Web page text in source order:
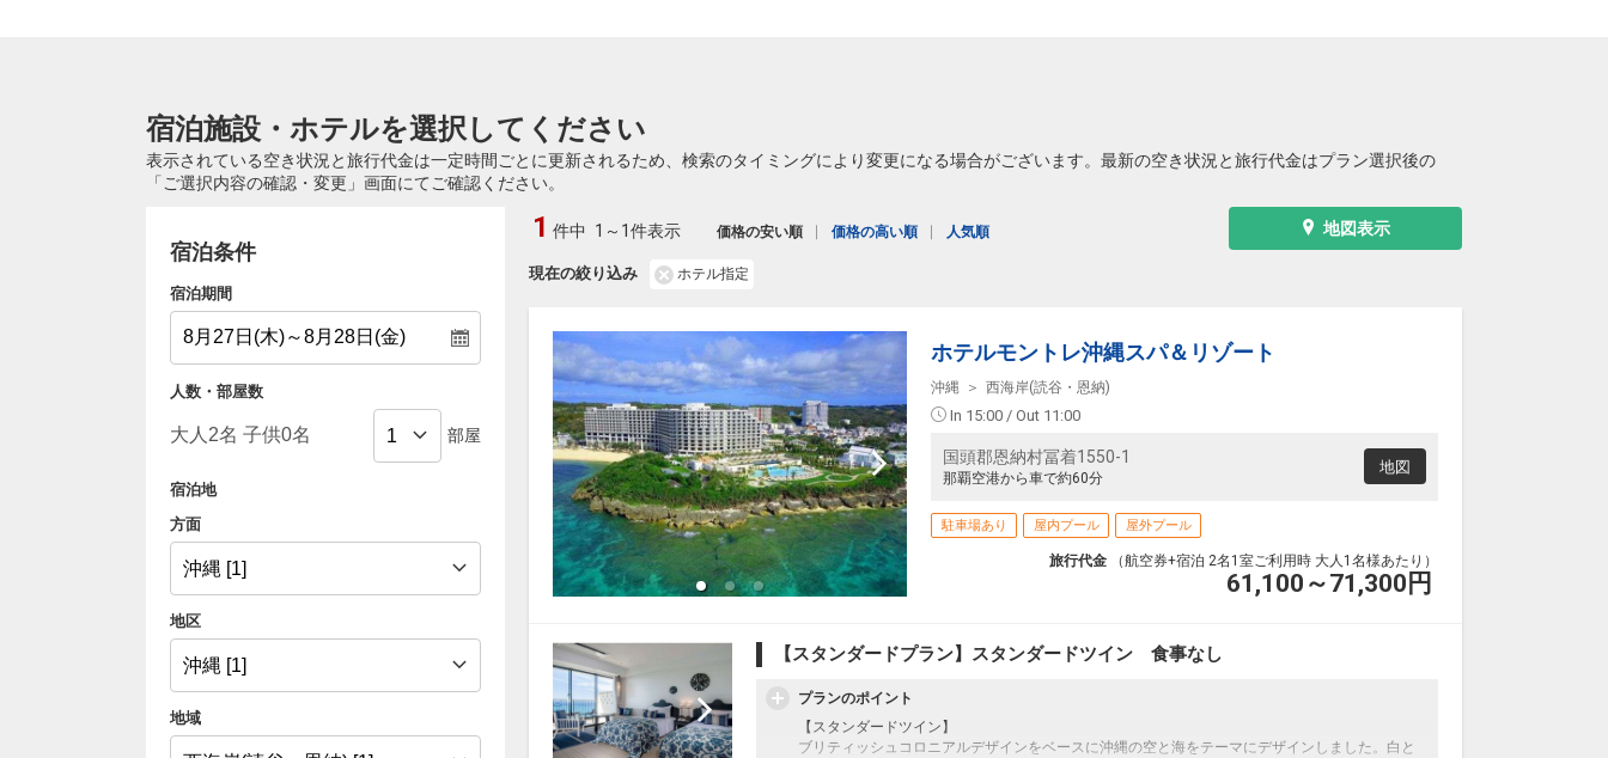
宿泊施設・ホテルを選択してください
表示されている空き状況と旅行代金は一定時間ごとに更新されるため、検索のタイミングにより変更になる場合がございます。最新の空き状況と旅行代金はプラン選択後の
「ご選択内容の確認・変更」画面にてご確認ください。
宿泊条件
宿泊期間
人数・部屋数
部屋
宿泊地
方面
地区
地域
地図表示
現在の絞り込み ホテル指定
1 件中 1～1件表示 価格の安い順 価格の高い順 人気順
ホテルモントレ沖縄スパ＆リゾート
沖縄 西海岸(読谷・恩納)
In 15:00 / Out 11:00
国頭郡恩納村冨着1550-1
那覇空港から車で約60分
地図
駐車場あり 屋内プール 屋外プール
旅行代金 （航空券+宿泊 2名1室ご利用時 大人1名様あたり）
61,100～71,300 円
【スタンダードプラン】スタンダードツイン 食事なし
プランのポイント
【スタンダードツイン】
ブリティッシュコロニアルデザインをベースに沖縄の空と海をテーマにデザインしました。白と